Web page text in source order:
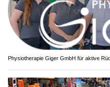
Physiotherapie Giger GmbH für aktive